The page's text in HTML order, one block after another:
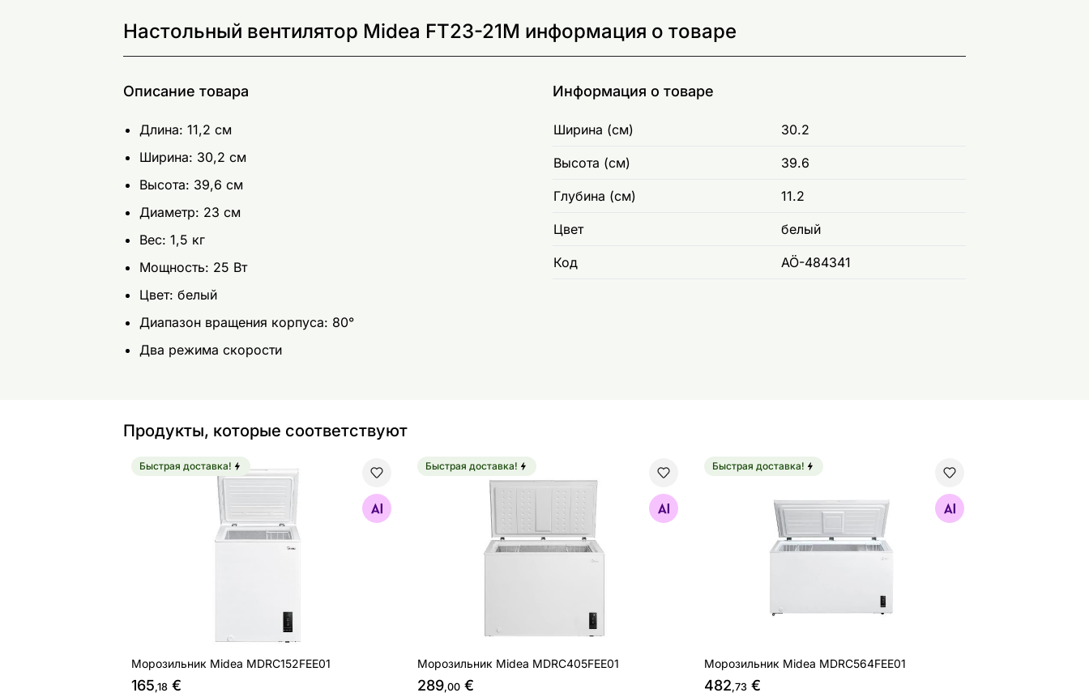
Настольный вентилятор Midea FT23-21M информация о товаре
Описание товара
Длина: 11,2 см
Ширина: 30,2 см
Высота: 39,6 см
Диаметр: 23 см
Вес: 1,5 кг
Мощность: 25 Вт
Цвет: белый
Диапазон вращения корпуса: 80°
Два режима скорости
Информация о товаре
Ширина (см) 30.2
Высота (см) 39.6
Глубина (см) 11.2
Цвет белый
Код AÖ-484341
Продукты, которые соответствуют
Морозильник Midea MDRC152FEE01
Найдите похожие
Быстрая доставка!
Морозильник Midea MDRC152FEE01
165,18 €
Морозильник Midea MDRC405FEE01
Найдите похожие
Быстрая доставка!
Морозильник Midea MDRC405FEE01
289,00 €
Найдите похожие
Быстрая доставка!
Морозильник Midea MDRC564FEE01
482,73€